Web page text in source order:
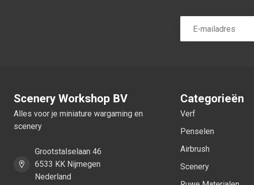
Scenery Workshop BV
Alles voor je miniature wargaming en
scenery
Grootstalselaan 46
6533 KK Nijmegen
Nederland
Categorieën
Verf
Penselen
Airbrush
Scenery